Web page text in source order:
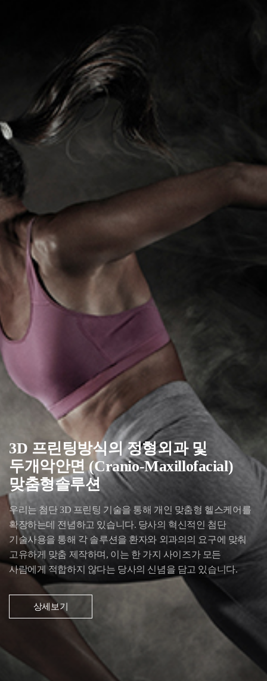
3D 프린팅방식의 정형외과 및
두개악안면 (Cranio-Maxillofacial)
맞춤형솔루션
우리는 첨단 3D 프린팅 기술을 통해 개인 맞춤형 헬스케어를
확장하는데 전념하고 있습니다. 당사의 혁신적인 첨단
기술사용을 통해 각 솔루션을 환자와 외과의의 요구에 맞춰
고유하게 맞춤 제작하며, 이는 한 가지 사이즈가 모든
사람에게 적합하지 않다는 당사의 신념을 담고 있습니다.
상세보기